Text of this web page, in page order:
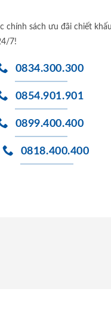
chính sách ưu đãi chiết khấu
7!
0834.300.300
0854.901.901
0899.400.400
0818.400.400